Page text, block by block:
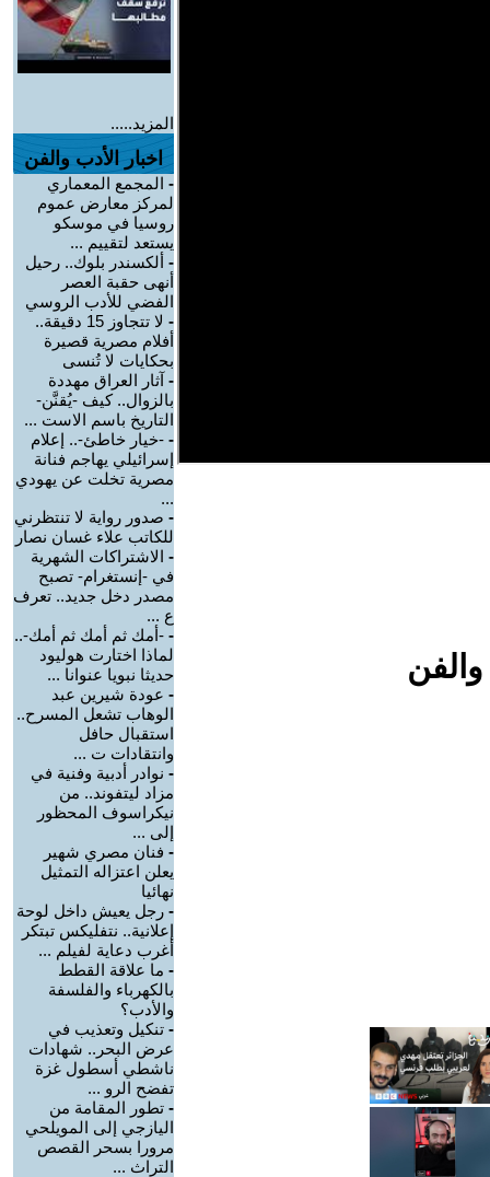
المزيد.....
اخبار الأدب والفن
- المجمع المعماري
لمركز معارض عموم
روسيا في موسكو
يستعد لتقييم ...
- ألكسندر بلوك.. رحيل
أنهى حقبة العصر
الفضي للأدب الروسي
-
لا تتجاوز 15 دقيقة..
أفلام مصرية قصيرة
بحكايات لا تُنسى
- آثار العراق مهددة
بالزوال.. كيف -يُقنَّن-
التاريخ باسم الاست ...
- -خيار خاطئ-.. إعلام
إسرائيلي يهاجم فنانة
مصرية تخلت عن يهودي
...
- صدور رواية لا تنتظرني
للكاتب علاء غسان نصار
- الاشتراكات الشهرية
في -إنستغرام- تصبح
مصدر دخل جديد.. تعرف
ع ...
- -أمك ثم أمك ثم أمك-..
لماذا اختارت هوليود
حديثا نبويا عنوانا ...
- عودة شيرين عبد
الوهاب تشعل المسرح..
استقبال حافل
وانتقادات ت ...
- نوادر أدبية وفنية في
مزاد ليتفوند.. من
نيكراسوف المحظور
إلى ...
- فنان مصري شهير
يعلن اعتزاله التمثيل
نهائيا
- رجل يعيش داخل لوحة
إعلانية.. نتفليكس تبتكر
أغرب دعاية لفيلم ...
- ما علاقة القطط
بالكهرباء والفلسفة
والأدب؟
- تنكيل وتعذيب في
عرض البحر.. شهادات
ناشطي أسطول غزة
تفضح الرو ...
- تطور المقامة من
اليازجي إلى المويلحي
مرورا بسحر القصص
التراث ...